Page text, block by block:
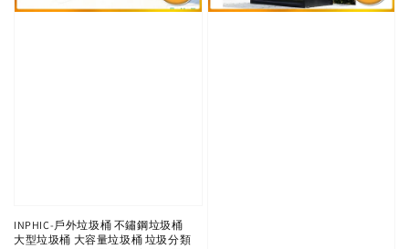
INPHIC-戶外垃圾桶 不鏽鋼垃圾桶
大型垃圾桶 大容量垃圾桶 垃圾分類